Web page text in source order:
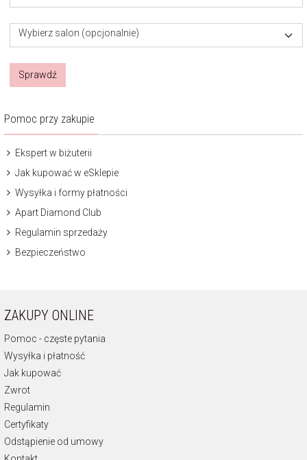
Wybierz salon (opcjonalnie)
Sprawdź
Pomoc przy zakupie
Ekspert w biżuterii
Jak kupować w eSklepie
Wysyłka i formy płatności
Apart Diamond Club
Regulamin sprzedaży
Bezpieczeństwo
ZAKUPY ONLINE
Pomoc - częste pytania
Wysyłka i płatność
Jak kupować
Zwrot
Regulamin
Certyfikaty
Odstąpienie od umowy